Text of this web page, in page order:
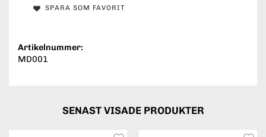
SPARA SOM FAVORIT
Artikelnummer:
MD001
SENAST VISADE PRODUKTER